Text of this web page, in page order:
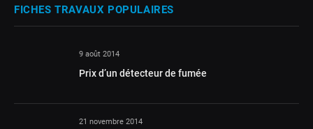
FICHES TRAVAUX POPULAIRES
9 août 2014
Prix d’un détecteur de fumée
21 novembre 2014